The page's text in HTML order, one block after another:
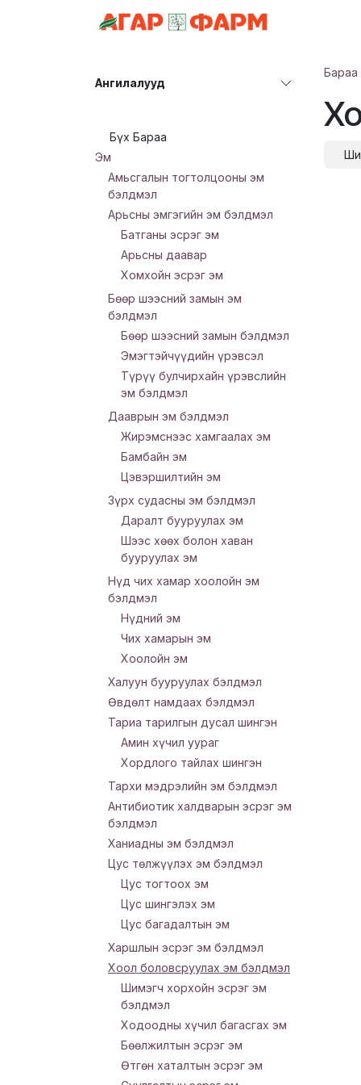
Ангилалууд
Бүх Бараа
Эм
Амьсгалын тогтолцооны эм
бэлдмэл
Арьсны эмгэгийн эм бэлдмэл
Батганы эсрэг эм
Арьсны даавар
Хомхойн эсрэг эм
Бөөр шээсний замын эм
бэлдмэл
Бөөр шээсний замын бэлдмэл
Эмэгтэйчүүдийн үрэвсэл
Түрүү булчирхайн үрэвслийн
эм бэлдмэл
Дааврын эм бэлдмэл
Жирэмснээс хамгаалах эм
Бамбайн эм
Цэвэршилтийн эм
Зүрх судасны эм бэлдмэл
Даралт бууруулах эм
Шээс хөөх болон хаван
бууруулах эм
Нүд чих хамар хоолойн эм
бэлдмэл
Нүдний эм
Чих хамарын эм
Хоолойн эм
Халуун бууруулах бэлдмэл
Өвдөлт намдаах бэлдмэл
Тариа тарилгын дусал шингэн
Амин хүчил уураг
Хордлого тайлах шингэн
Тархи мэдрэлийн эм бэлдмэл
Антибиотик халдварын эсрэг эм
бэлдмэл
Ханиадны эм бэлдмэл
Цус төлжүүлэх эм бэлдмэл
Цус тогтоох эм
Цус шингэлэх эм
Цус багадалтын эм
Харшлын эсрэг эм бэлдмэл
Хоол боловсруулах эм бэлдмэл
Шимэгч хорхойн эсрэг эм
бэлдмэл
Ходоодны хүчил багасгах эм
Бөөлжилтын эсрэг эм
Өтгөн хаталтын эсрэг эм
Бараа